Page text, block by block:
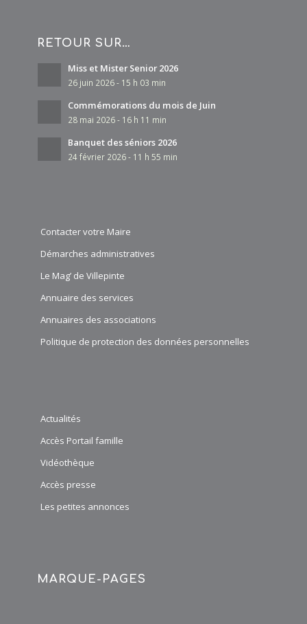
RETOUR SUR…
Miss et Mister Senior 2026
26 juin 2026 - 15 h 03 min
Commémorations du mois de Juin
28 mai 2026 - 16 h 11 min
Banquet des séniors 2026
24 février 2026 - 11 h 55 min
Contacter votre Maire
Démarches administratives
Le Mag’ de Villepinte
Annuaire des services
Annuaires des associations
Politique de protection des données personnelles
Actualités
Accès Portail famille
Vidéothèque
Accès presse
Les petites annonces
MARQUE-PAGES